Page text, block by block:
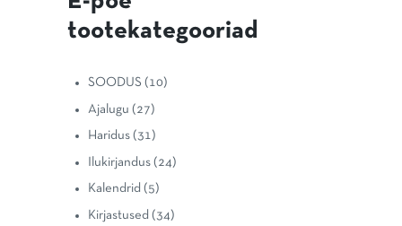
tootekategooriad
SOODUS (10)
Ajalugu (27)
Haridus (31)
Ilukirjandus (24)
Kalendrid (5)
Kirjastused (34)